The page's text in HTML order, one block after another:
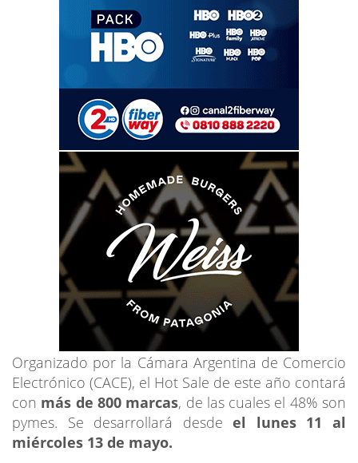
Organizado por la Cámara Argentina de Comercio
Electrónico (CACE), el Hot Sale de este año contará
con más de 800 marcas, de las cuales el 48% son
pymes. Se desarrollará desdeel lunes 11 al
miércoles 13 de mayo.